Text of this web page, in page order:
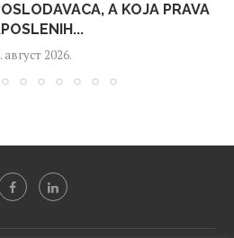
A KOJA PRAVA
август 2026.